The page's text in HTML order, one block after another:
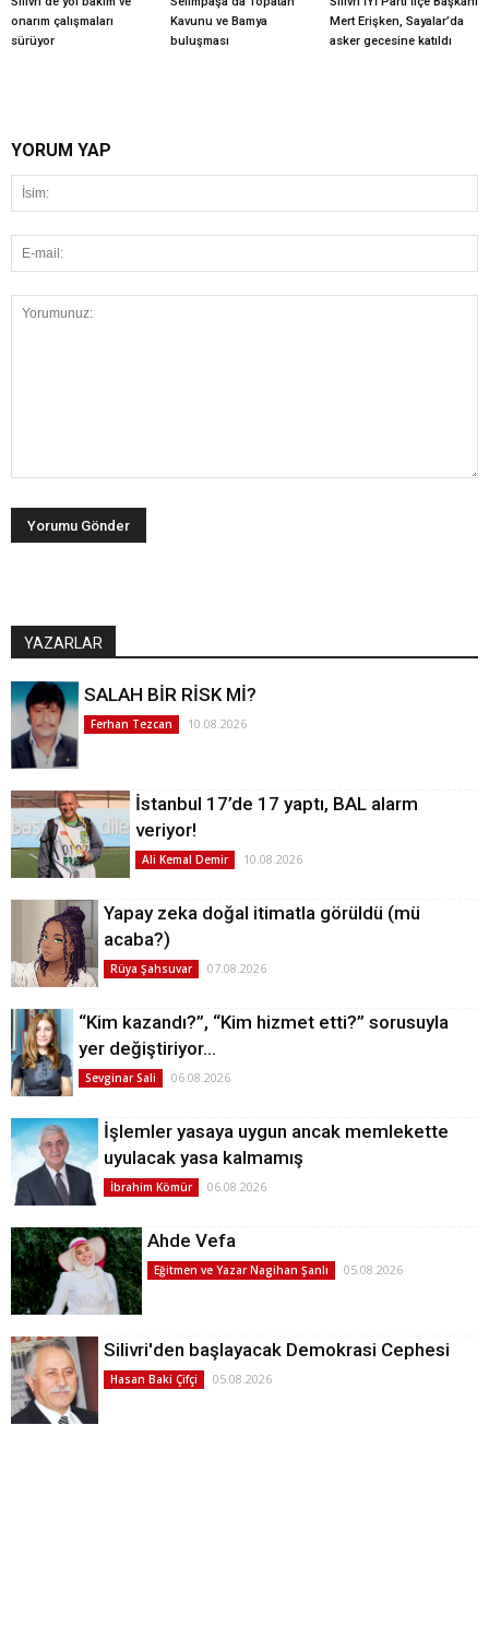
onarım çalışmaları
sürüyor
Kavunu ve Bamya
buluşması
Mert Erişken, Sayalar’da
asker gecesine katıldı
YORUM YAP
YAZARLAR
SALAH BİR RİSK Mİ?
Ferhan Tezcan 10.08.2026
İstanbul 17’de 17 yaptı, BAL alarm
veriyor!
Ali Kemal Demir 10.08.2026
Yapay zeka doğal itimatla görüldü (mü
acaba?)
Rüya Şahsuvar 07.08.2026
“Kim kazandı?”, “Kim hizmet etti?” sorusuyla
yer değiştiriyor…
Sevginar Sali 06.08.2026
İşlemler yasaya uygun ancak memlekette
uyulacak yasa kalmamış
İbrahim Kömür 06.08.2026
Ahde Vefa
Eğitmen ve Yazar Nagihan Şanlı 05.08.2026
Silivri'den başlayacak Demokrasi Cephesi
Hasan Baki Çifçi 05.08.2026